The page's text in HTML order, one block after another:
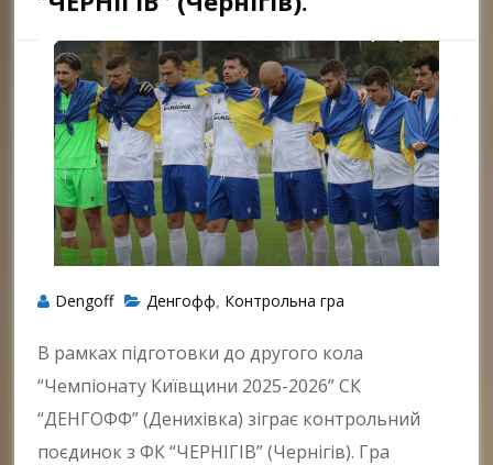
Dengoff Денгофф Контрольна гра
В рамках підготовки до другого кола
“Чемпіонату Київщини 2025-2026” СК
“ДЕНГОФФ” (Денихівка) зіграє контрольний
поєдинок з ФК “ЧЕРНІГІВ” (Чернігів). Гра